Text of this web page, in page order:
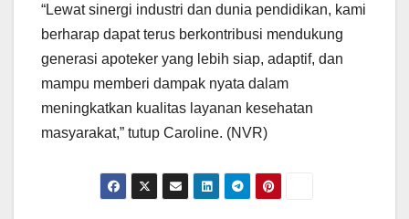
“Lewat sinergi industri dan dunia pendidikan, kami
berharap dapat terus berkontribusi mendukung
generasi apoteker yang lebih siap, adaptif, dan
mampu memberi dampak nyata dalam
meningkatkan kualitas layanan kesehatan
masyarakat,” tutup Caroline. (NVR)